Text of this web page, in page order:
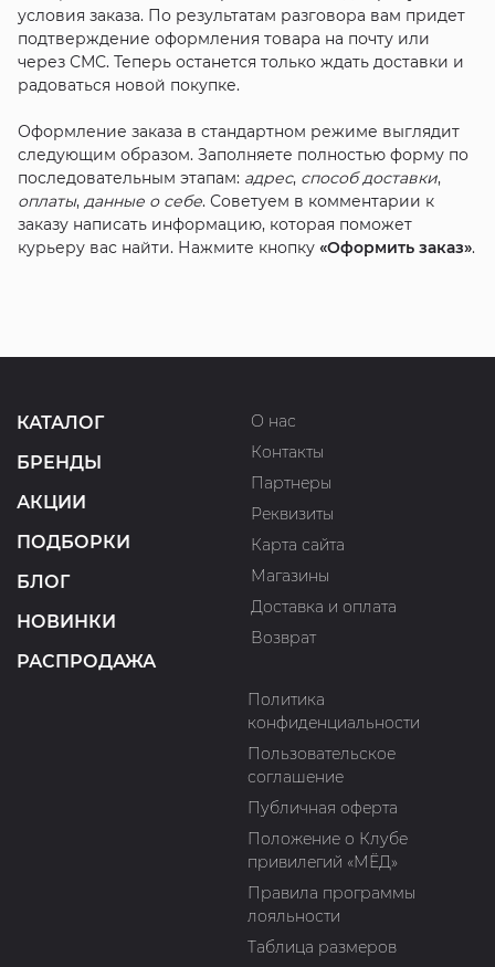
условия заказа. По результатам разговора вам придет
подтверждение оформления товара на почту или
через СМС. Теперь останется только ждать доставки и
радоваться новой покупке.
Оформление заказа в стандартном режиме выглядит
следующим образом. Заполняете полностью форму по
последовательным этапам: адрес, способ доставки,
оплаты, данные о себе. Советуем в комментарии к
заказу написать информацию, которая поможет
курьеру вас найти. Нажмите кнопку «Оформить заказ».
КАТАЛОГ
БРЕНДЫ
АКЦИИ
ПОДБОРКИ
БЛОГ
НОВИНКИ
РАСПРОДАЖА
О нас
Контакты
Партнеры
Реквизиты
Карта сайта
Магазины
Доставка и оплата
Возврат
Политика
конфиденциальности
Пользовательское
соглашение
Публичная оферта
Положение о Клубе
привилегий «МЁД»
Правила программы
лояльности
Таблица размеров